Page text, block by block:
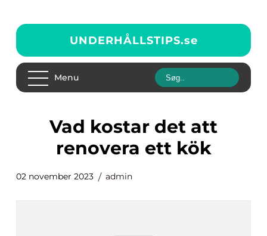
UNDERHÅLLSTIPS.se
Menu
vad kostar det att
renovera ett kök
02 november 2023 admin